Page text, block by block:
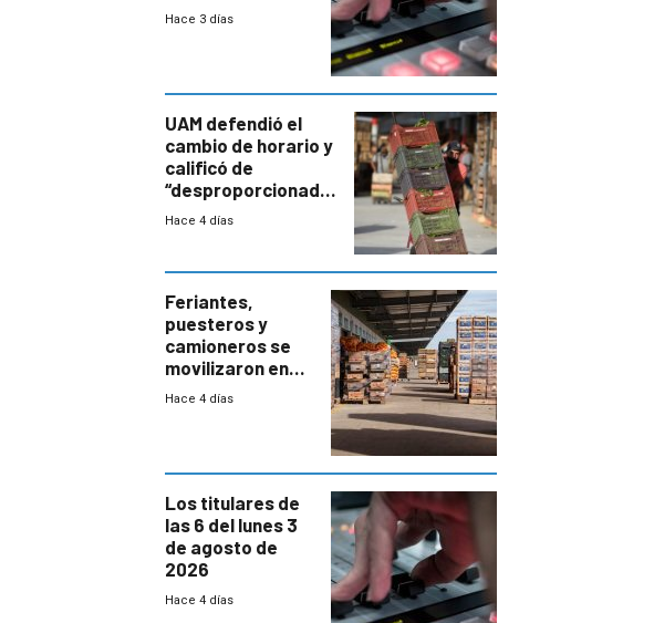
Hace 3 días
UAM defendió el
cambio de horario y
calificó de
“desproporcionado”
el bloqueo de
Hace 4 días
Feriantes,
puesteros y
camioneros se
movilizaron en
rechazo a
Hace 4 días
Los titulares de
las 6 del lunes 3
de agosto de
2026
Hace 4 días